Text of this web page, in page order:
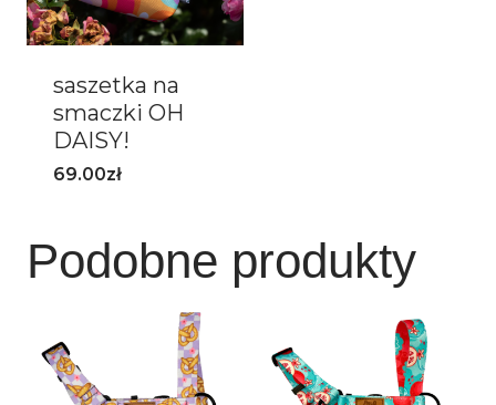
saszetka na
smaczki OH
DAISY!
69.00zł
Podobne produkty